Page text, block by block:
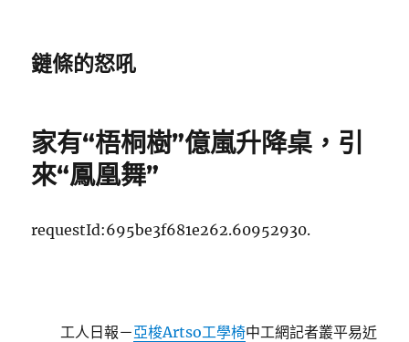
鏈條的怒吼
家有“梧桐樹”億嵐升降桌，引
來“鳳凰舞”
requestId:695be3f681e262.60952930.
工人日報－亞梭Artso工學椅中工網記者叢平易近